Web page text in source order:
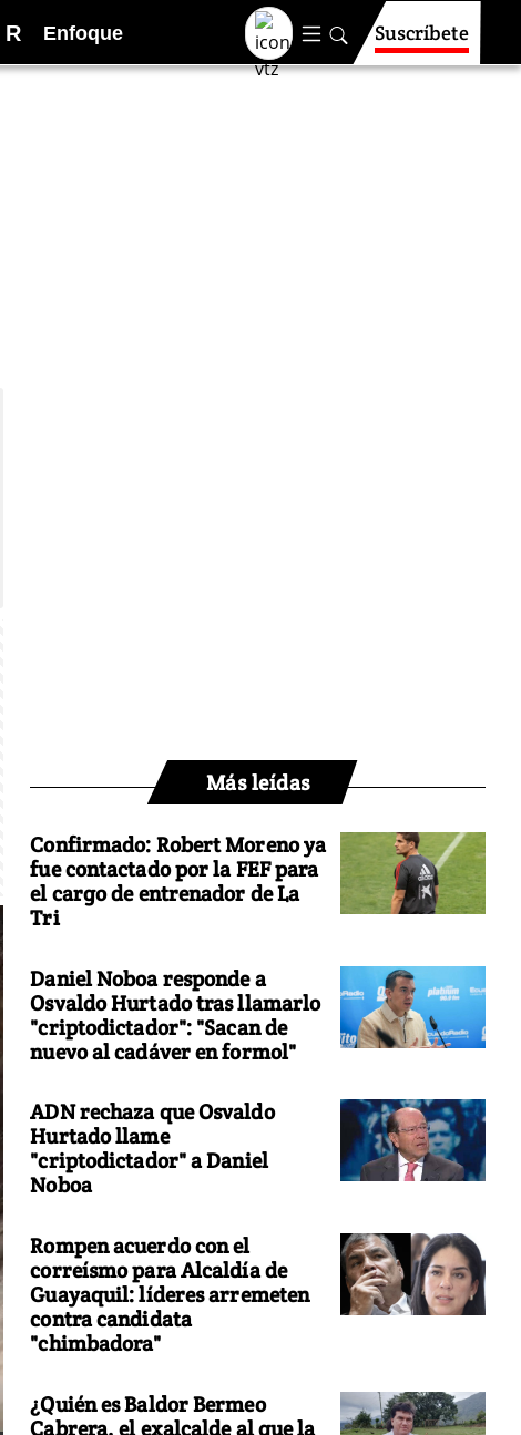
R Enfoque Suscríbete
Más leídas
Confirmado: Robert Moreno ya
fue contactado por la FEF para
el cargo de entrenador de La
Tri
Daniel Noboa responde a
Osvaldo Hurtado tras llamarlo
"criptodictador": "Sacan de
nuevo al cadáver en formol"
ADN rechaza que Osvaldo
Hurtado llame
"criptodictador" a Daniel
Noboa
Rompen acuerdo con el
correísmo para Alcaldía de
Guayaquil: líderes arremeten
contra candidata
"chimbadora"
¿Quién es Baldor Bermeo
Cabrera, el exalcalde al que la